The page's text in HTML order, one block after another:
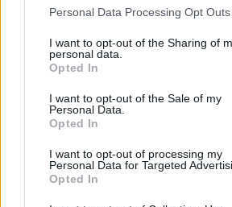
Please note that this website/app uses
not limited to your visit or usage
grant or deny consent to Google and its
use your data for below specified
consent section.
Personal Data Processing Opt Outs
I want to opt-out of the Sharing of
personal data.
Opted In
I want to opt-out of the Sale of my
Personal Data.
Opted In
I want to opt-out of processing my
Personal Data for Targeted
Opted In
Xarhakos.
Roberto Capelli
Roberto Capelli, de Milán,
de una cafetería
investigación sobre la
esa mirada epidemiológica